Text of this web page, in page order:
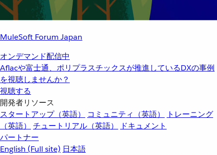
MuleSoft Forum Japan
オンデマンド配信中
Aflacや富士通、ポリプラスチックスが推進しているDXの事例
を視聴しませんか？
視聴する
開発者リソース
スタートアップ（英語）
コミュニティ（英語）
トレーニング
（英語）
チュートリアル（英語）
ドキュメント
パートナー
English (Full site) 日本語